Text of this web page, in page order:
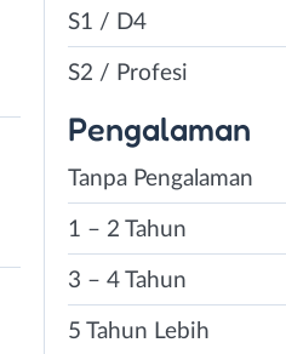
S1 / D4
S2 / Profesi
Pengalaman
Tanpa Pengalaman
1 – 2 Tahun
3 – 4 Tahun
5 Tahun Lebih